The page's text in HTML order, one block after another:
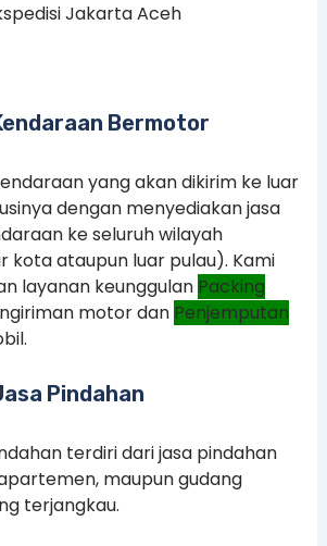
Jakarta Aceh
Bermotor
yang akan dikirim ke luar
dengan menyediakan jasa
ke seluruh wilayah
kota ataupun luar pulau). Kami
layanan keunggulan Packing
motor dan Penjemputan
Pindahan
terdiri dari jasa pindahan
maupun gudang
terjangkau.